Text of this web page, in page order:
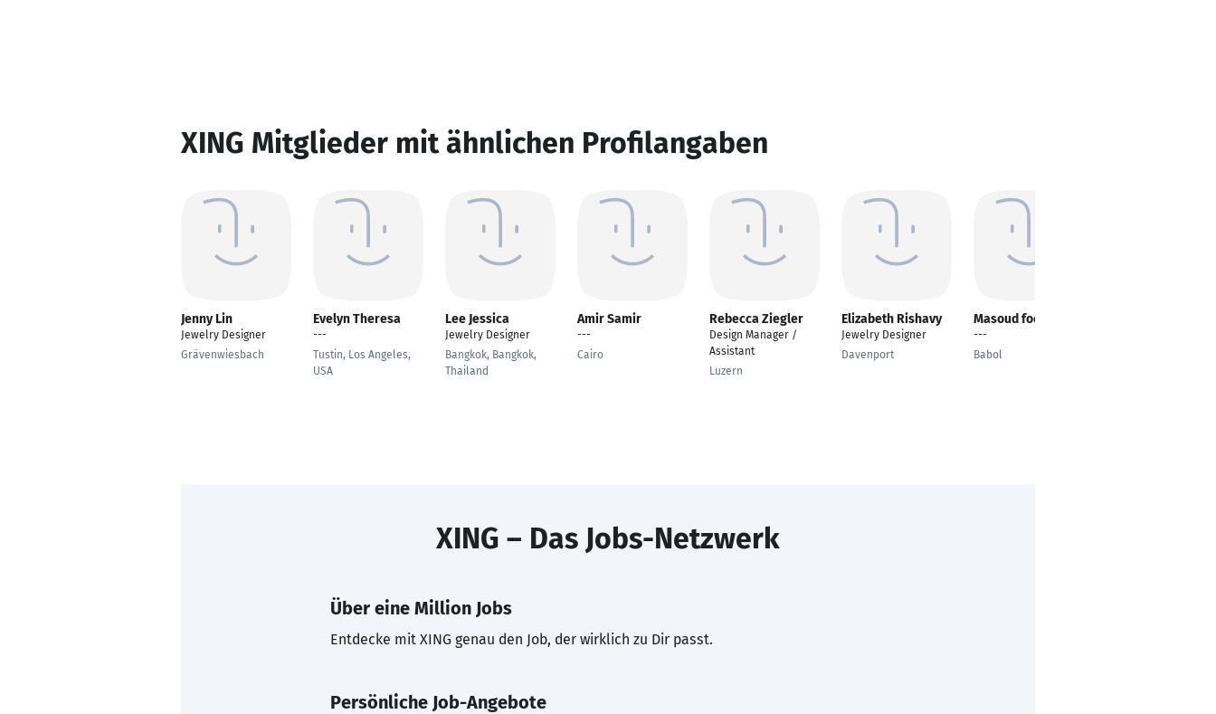
XING Mitglieder mit ähnlichen Profilangaben
Jenny Lin
Jewelry Designer
Grävenwiesbach
Evelyn Theresa
---
Tustin, Los Angeles,
USA
Lee Jessica
Jewelry Designer
Bangkok, Bangkok,
Thailand
Amir Samir
---
Cairo
Rebecca Ziegler
Design Manager /
Assistant
Luzern
Elizabeth Rishavy
Jewelry Designer
Davenport
Masoud fooladi
---
Babol
XING – Das Jobs-Netzwerk
Über eine Million Jobs
Entdecke mit XING genau den Job, der wirklich zu Dir passt.
Persönliche Job-Angebote